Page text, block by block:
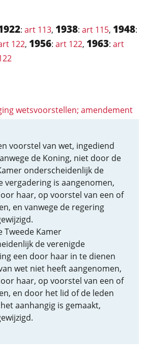
: art 113, 1938: art 115, 1948:
122, 1956: art 122, 1963: art
wetsvoorstellen; amendement
voorstel van wet, ingediend
de Koning, niet door de
onderscheidenlijk de
vergadering is aangenomen,
haar, op voorstel van een of
en vanwege de regering
Tweede Kamer
de verenigde
een door haar in te dienen
wet niet heeft aangenomen,
haar, op voorstel van een of
en door het lid of de leden
aanhangig is gemaakt,